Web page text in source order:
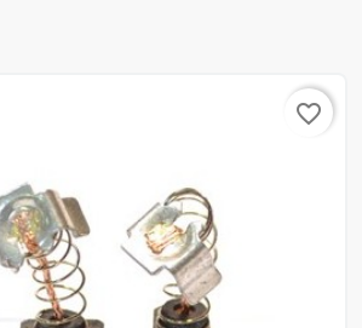
favorite_border